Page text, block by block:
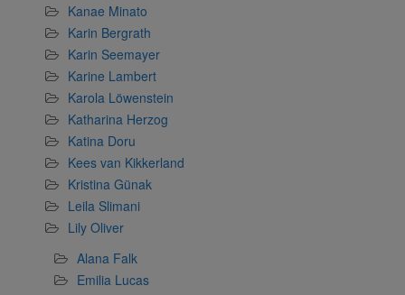
Kanae Minato
Karin Bergrath
Karin Seemayer
Karine Lambert
Karola Löwenstein
Katharina Herzog
Katina Doru
Kees van Kikkerland
Kristina Günak
Leila Slimani
Lily Oliver
Alana Falk
Emilia Lucas